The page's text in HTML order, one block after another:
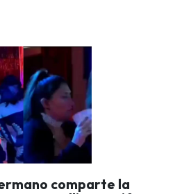
comparte la